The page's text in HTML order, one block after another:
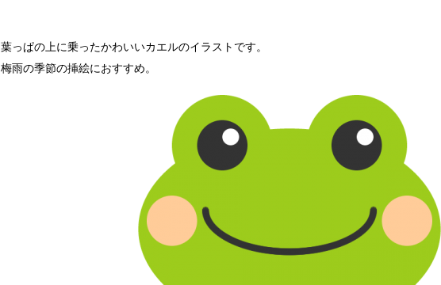
葉っぱの上に乗ったかわいいカエルのイラストです。
梅雨の季節の挿絵におすすめ。